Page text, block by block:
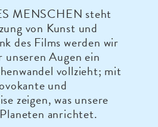
MENSCHEN steht
von Kunst und
des Films werden wir
unseren Augen ein
vollzieht; mit
und
zeigen, was unsere
anrichtet.